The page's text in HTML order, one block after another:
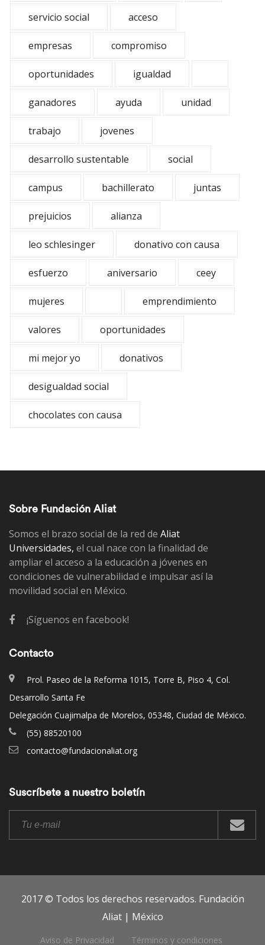
servicio social acceso
empresas compromiso
oportunidades igualdad
ganadores ayuda unidad
trabajo jovenes
desarrollo sustentable social
campus bachillerato juntas
prejuicios alianza
leo schlesinger donativo con causa
esfuerzo aniversario ceey
mujeres emprendimiento
valores oportunidades
mi mejor yo donativos
desigualdad social
chocolates con causa
Sobre Fundación Aliat
Somos el brazo social de la red de Aliat
Universidades, el cual nace con la finalidad de
ampliar el acceso a la educación a jóvenes en
condiciones de vulnerabilidad e impulsar así la
movilidad social en México.
¡Síguenos en facebook!
Contacto
Prol. Paseo de la Reforma 1015, Torre B, Piso 4, Col.
Desarrollo Santa Fe
Delegación Cuajimalpa de Morelos, 05348, Ciudad de México.
(55) 88520100
contacto@fundacionaliat.org
Suscríbete a nuestro boletín
2017 © Todos los derechos reservados. Fundación
Aliat | México
Aviso de Privacidad Términos y condiciones